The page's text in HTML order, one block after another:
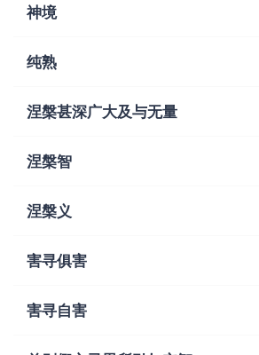
神境
纯熟
涅槃甚深广大及与无量
涅槃智
涅槃义
害寻俱害
害寻自害